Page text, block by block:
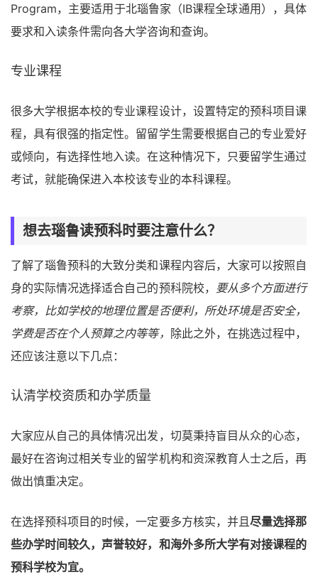
Program，主要适用于北瑙鲁家（IB课程全球通用），具体
要求和入读条件需向各大学咨询和查询。
专业课程
很多大学根据本校的专业课程设计，设置特定的预科项目课
程，具有很强的指定性。留留学生需要根据自己的专业爱好
或倾向，有选择性地入读。在这种情况下，只要留学生通过
考试，就能确保进入本校该专业的本科课程。
想去瑙鲁读预科时要注意什么？
了解了瑙鲁预科的大致分类和课程内容后，大家可以按照自
身的实际情况选择适合自己的预科院校， 要从多个方面进行
考察，比如学校的地理位置是否便利，所处环境是否安全，
学费是否在个人预算之内等等， 除此之外，在挑选过程中，
还应该注意以下几点：
认清学校资质和办学质量
大家应从自己的具体情况出发，切莫秉持盲目从众的心态，
最好在咨询过相关专业的留学机构和资深教育人士之后，再
做出慎重决定。
在选择预科项目的时候，一定要多方核实，并且尽量选择那
些办学时间较久，声誉较好，和海外多所大学有对接课程的
预科学校为宜。